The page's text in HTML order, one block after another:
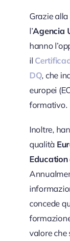
Grazie
l’Agencia
hanno
il
DQ, che
europei
formativo.
Inoltre,
qualità
Education
concede
valore che